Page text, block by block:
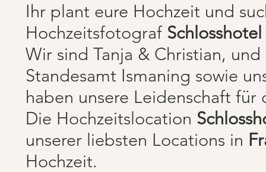
Ihr plant eure Hochzeit und
Hochzeitsfotograf
Wir sind Tanja & Christian,
Standesamt Ismaning sowie
haben unsere Leidenschaft
Die Hochzeitslocation
unserer liebsten Locations in
Hochzeit.